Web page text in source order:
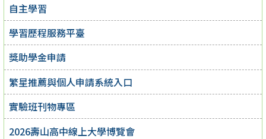
自主學習
學習歷程服務平臺
獎助學金申請
繁星推薦與個人申請系統入口
實驗班刊物專區
2026壽山高中線上大學博覽會